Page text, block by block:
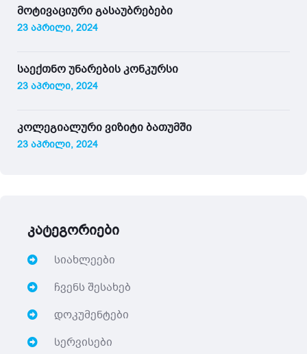
მოტივაციური გასაუბრებები
23 აპრილი, 2024
საექთნო უნარების კონკურსი
23 აპრილი, 2024
კოლეგიალური ვიზიტი ბათუმში
23 აპრილი, 2024
კატეგორიები
სიახლეები
ჩვენს შესახებ
დოკუმენტები
სერვისები